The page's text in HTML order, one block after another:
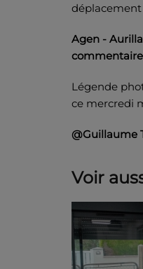
déplacement
Agen -
Légende
ce mercredi
@Guillaume
Voir